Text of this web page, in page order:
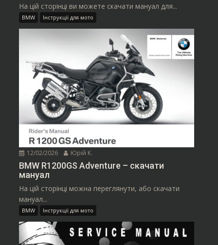
На цій сторінці ви можете скачати мануал для...
BMW Інструкції для мото
12/02/2026 Юрій К.
BMW R1200GS Adventure – скачати
мануал
На цій сторінці можна переглянути, або скачати
мануал...
BMW Інструкції для мото